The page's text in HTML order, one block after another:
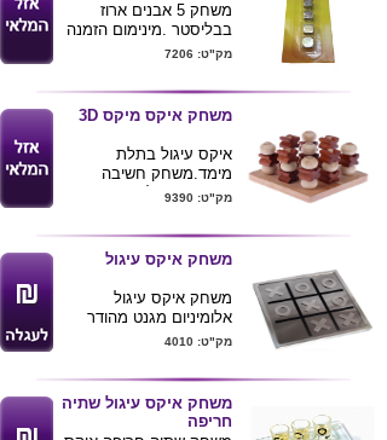
משחק 5 אבנים ארוז
בבליסטר .מינימום הזמנה
500 יחידות
מק"ט: 7206
משחק איקס מיקס 3D
איקס עיגול בתלת
מימד.משחק חשיבה
ואסטרטגיה לשני אנשים.
חוק המשחק: יש ליצור רצף
של שלוש מאחת הצורות
אריזת מתנה מהודרת .
מק"ט: 9390
משחק איקס עיגול
משחק איקס עיגול
אלומיניום מגנט מהודר
מאוד
משדרג כל שולחן בזכות
נראות המוצר המרשימה
25X25
אירזת קרטון צבעונית
מק"ט: 4010
משחק איקס עיגול שתיה
חריפה